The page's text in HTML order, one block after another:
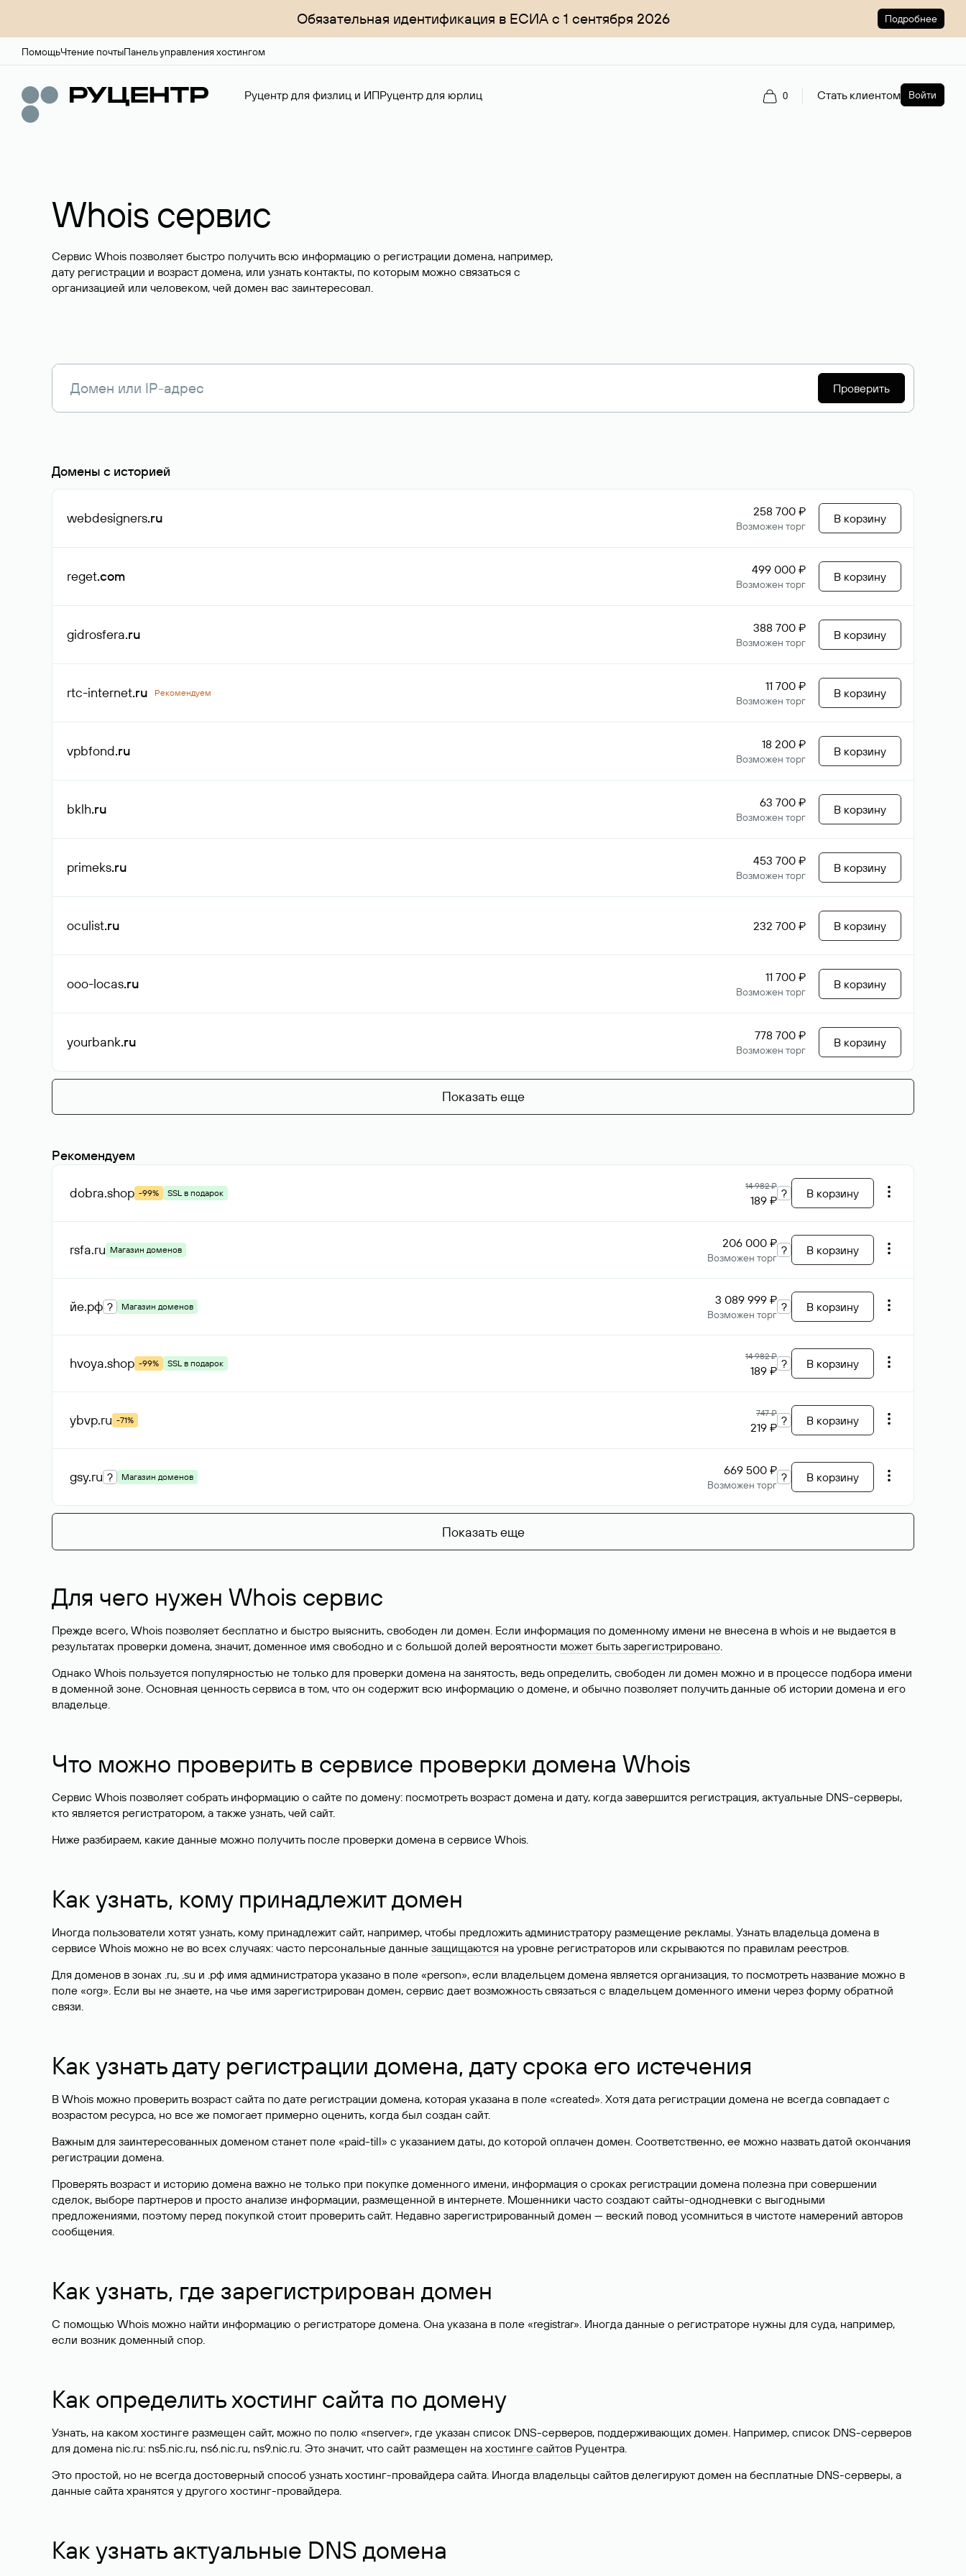
Обязательная идентификация в ЕСИА с 1 сентября 2026 Подробнее
ПомощьЧтение почтыПанель управления хостингом
Руцентр для физлиц и ИПРуцентр для юрлиц 0 Стать клиентом Войти
Whois сервис
Сервис Whois позволяет быстро получить всю информацию о регистрации домена, например,
дату регистрации и возраст домена, или узнать контакты, по которым можно связаться с
организацией или человеком, чей домен вас заинтересовал.
Проверить
Домены с историей
webdesigners.ru 258 700 ₽
Возможен торг
В корзину
reget.com 499 000 ₽
Возможен торг
В корзину
gidrosfera.ru 388 700 ₽
Возможен торг
В корзину
rtc-internet.ru Рекомендуем 11 700 ₽
Возможен торг
В корзину
vpbfond.ru 18 200 ₽
Возможен торг
В корзину
bklh.ru 63 700 ₽
Возможен торг
В корзину
primeks.ru 453 700 ₽
Возможен торг
В корзину
oculist.ru 232 700 ₽ В корзину
ooo-locas.ru 11 700 ₽
Возможен торг
В корзину
yourbank.ru 778 700 ₽
Возможен торг
В корзину
Показать еще
Рекомендуем
dobra.shop -99% SSL в подарок
14 982 ₽
189 ₽ ? В корзину
rsfa.ru Магазин доменов 206 000 ₽
Возможен торг
? В корзину
йе.рф ? Магазин доменов 3 089 999 ₽
Возможен торг
? В корзину
hvoya.shop -99% SSL в подарок
14 982 ₽
189 ₽ ? В корзину
ybvp.ru -71%
747 ₽
219 ₽ ? В корзину
gsy.ru ? Магазин доменов 669 500 ₽
Возможен торг
? В корзину
Показать еще
Для чего нужен Whois сервис
Прежде всего, Whois позволяет бесплатно и быстро выяснить, свободен ли домен. Если информация по доменному имени не внесена в whois и не выдается в
результатах проверки домена, значит, доменное имя свободно и с большой долей вероятности может быть зарегистрировано.
Однако Whois пользуется популярностью не только для проверки домена на занятость, ведь определить, свободен ли домен можно и в процессе подбора имени
в доменной зоне. Основная ценность сервиса в том, что он содержит всю информацию о домене, и обычно позволяет получить данные об истории домена и его
владельце.
Что можно проверить в сервисе проверки домена Whois
Сервис Whois позволяет собрать информацию о сайте по домену: посмотреть возраст домена и дату, когда завершится регистрация, актуальные DNS-серверы,
кто является регистратором, а также узнать, чей сайт.
Ниже разбираем, какие данные можно получить после проверки домена в сервисе Whois.
Как узнать, кому принадлежит домен
Иногда пользователи хотят узнать, кому принадлежит сайт, например, чтобы предложить администратору размещение рекламы. Узнать владельца домена в
сервисе Whois можно не во всех случаях: часто персональные данные защищаются на уровне регистраторов или скрываются по правилам реестров.
Для доменов в зонах .ru, .su и .рф имя администратора указано в поле «person», если владельцем домена является организация, то посмотреть название можно в
поле «org». Если вы не знаете, на чье имя зарегистрирован домен, сервис дает возможность связаться с владельцем доменного имени через форму обратной
связи.
Как узнать дату регистрации домена, дату срока его истечения
В Whois можно проверить возраст сайта по дате регистрации домена, которая указана в поле «created». Хотя дата регистрации домена не всегда совпадает с
возрастом ресурса, но все же помогает примерно оценить, когда был создан сайт.
Важным для заинтересованных доменом станет поле «paid-till» с указанием даты, до которой оплачен домен. Соответственно, ее можно назвать датой окончания
регистрации домена.
Проверять возраст и историю домена важно не только при покупке доменного имени, информация о сроках регистрации домена полезна при совершении
сделок, выборе партнеров и просто анализе информации, размещенной в интернете. Мошенники часто создают сайты-однодневки с выгодными
предложениями, поэтому перед покупкой стоит проверить сайт. Недавно зарегистрированный домен — веский повод усомниться в чистоте намерений авторов
сообщения.
Как узнать, где зарегистрирован домен
С помощью Whois можно найти информацию о регистраторе домена. Она указана в поле «registrar». Иногда данные о регистраторе нужны для суда, например,
если возник доменный спор.
Как определить хостинг сайта по домену
Узнать, на каком хостинге размещен сайт, можно по полю «nserver», где указан список DNS-серверов, поддерживающих домен. Например, список DNS-серверов
для домена nic.ru: ns5.nic.ru, ns6.nic.ru, ns9.nic.ru. Это значит, что сайт размещен на хостинге сайтов Руцентра.
Это простой, но не всегда достоверный способ узнать хостинг-провайдера сайта. Иногда владельцы сайтов делегируют домен на бесплатные DNS-серверы, а
данные сайта хранятся у другого хостинг-провайдера.
Как узнать актуальные DNS домена